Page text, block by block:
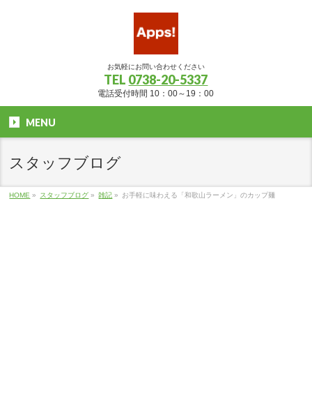
お気軽にお問い合わせください
TEL 0738-20-5337
電話受付時間 10：00～19：00
MENU
スタッフブログ
HOME » スタッフブログ » 雑記 » お手軽に味わえる「和歌山ラーメン」のカップ麺